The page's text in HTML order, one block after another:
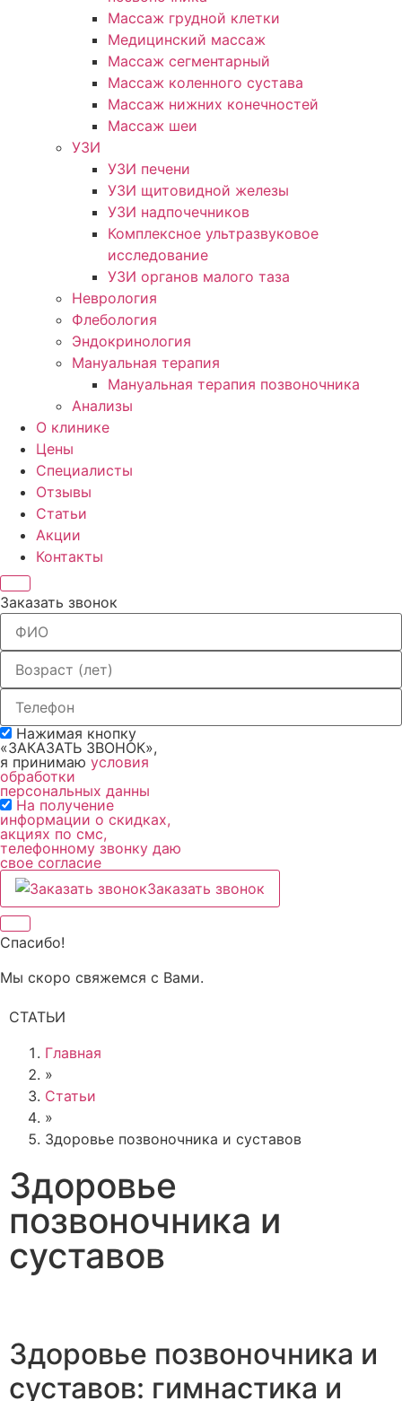
Массаж грудной клетки
Медицинский массаж
Массаж сегментарный
Массаж коленного сустава
Массаж нижних конечностей
Массаж шеи
УЗИ
УЗИ печени
УЗИ щитовидной железы
УЗИ надпочечников
Комплексное ультразвуковое
исследование
УЗИ органов малого таза
Неврология
Флебология
Эндокринология
Мануальная терапия
Мануальная терапия позвоночника
Анализы
О клинике
Цены
Специалисты
Отзывы
Статьи
Акции
Контакты
Заказать звонок
Нажимая кнопку
«ЗАКАЗАТЬ ЗВОНОК»,
я принимаю условия
обработки
персональных данны
На получение
информации о скидках,
акциях по смс,
телефонному звонку даю
свое согласие
Заказать звонок
Спасибо!
Мы скоро свяжемся с Вами.
СТАТЬИ
Главная
»
Статьи
»
Здоровье позвоночника и суставов
Здоровье
позвоночника и
суставов
Здоровье позвоночника и
суставов: гимнастика и